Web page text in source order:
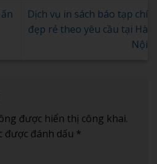
Dịch vụ in sách báo tạp chí
đẹp rẻ theo yêu cầu tại Hà
Nội
được hiển thị công khai.
được đánh dấu *